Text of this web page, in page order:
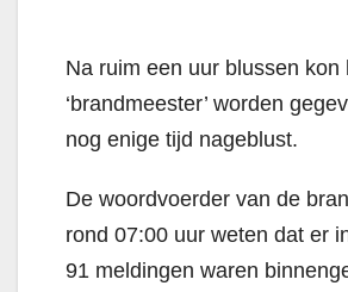
Na ruim een uur blussen kon
‘brandmeester’ worden
nog enige tijd nageblust.
De woordvoerder van de
rond 07:00 uur weten dat er
91 meldingen waren